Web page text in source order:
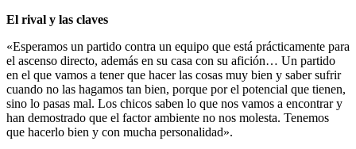
El rival y las claves
«Esperamos un partido contra un equipo que está prácticamente para
el ascenso directo, además en su casa con su afición… Un partido
en el que vamos a tener que hacer las cosas muy bien y saber sufrir
cuando no las hagamos tan bien, porque por el potencial que tienen,
sino lo pasas mal. Los chicos saben lo que nos vamos a encontrar y
han demostrado que el factor ambiente no nos molesta. Tenemos
que hacerlo bien y con mucha personalidad».